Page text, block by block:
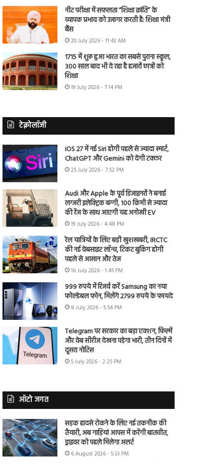
नीट परीक्षा में सफलता “शिक्षा क्रांति” के
व्यापक प्रभाव को उजागर करती है: शिक्षा मंत्री
बैंस
20 July 2026 - 11:43 AM
1715 में शुरू हुआ भारत का सबसे पुराना स्कूल,
300 साल बाद भी दे रहा है हजारों छात्रों को
शिक्षा
19 July 2026 - 7:14 PM
टेक्नोलॉजी
iOS 27 में नई Siri होगी पहले से ज्यादा स्मार्ट,
ChatGPT और Gemini को देगी टक्कर
25 July 2026 - 7:52 PM
Audi और Apple के पूर्व डिजाइनरों ने बनाई
लग्जरी इलेक्ट्रिक बग्गी, 100 किमी से ज्यादा
की रेंज के साथ आएगी यह अनोखी EV
19 July 2026 - 4:48 PM
रेल यात्रियों के लिए बड़ी खुशखबरी, IRCTC
की नई वेबसाइट लॉन्च, टिकट बुकिंग होगी
पहले से आसान और तेज
16 July 2026 - 1:45 PM
999 रुपये में रिजर्व करें Samsung का नया
फोल्डेबल फोन, मिलेंगे 2799 रुपये के फायदे
8 July 2026 - 5:54 PM
Telegram पर सरकार का बड़ा एक्शन, फिल्में
और वेब सीरीज देखना पड़ेगा भारी, तीन दिनों में
दूसरा नोटिस
5 July 2026 - 2:25 PM
ऑटो जगत
सड़क हादसे रोकने के लिए नई तकनीक की
तैयारी, अब गाड़ियां आपस में करेंगी बातचीत,
ड्राइवर को पहले मिलेगा अलर्ट
6 August 2026 - 5:33 PM